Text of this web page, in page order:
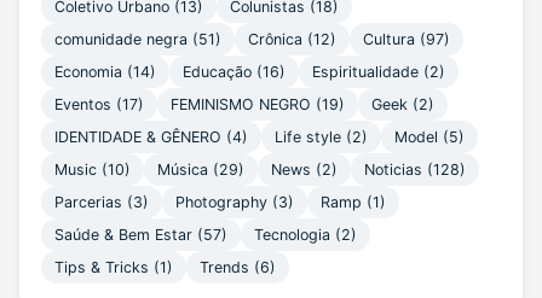
Coletivo Urbano (13) Colunistas (18)
comunidade negra (51) Crônica (12) Cultura (97)
Economia (14) Educação (16) Espiritualidade (2)
Eventos (17) FEMINISMO NEGRO (19) Geek (2)
IDENTIDADE & GÊNERO (4) Life style (2) Model (5)
Music (10) Música (29) News (2) Noticias (128)
Parcerias (3) Photography (3) Ramp (1)
Saúde & Bem Estar (57) Tecnologia (2)
Tips & Tricks (1) Trends (6)